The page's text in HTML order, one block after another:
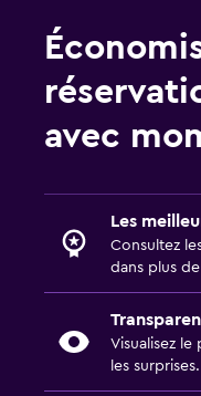
avec
Les
Consultez
dans plus
Visualisez
les surprises.